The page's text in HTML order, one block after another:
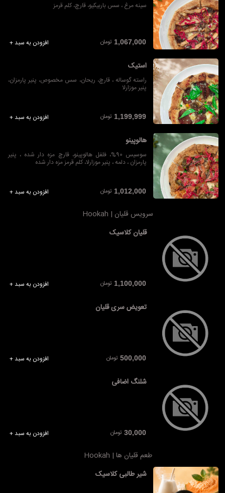
سینه مرغ ، سس باربیکیو، قارچ، کلم قرمز
افزودن به سبد + 1,067,000 تومان
استیک
راسته گوساله ، قارچ، ریحان، سس مخصوص، پنیر پارمزان،
پنیر موزارلا
افزودن به سبد + 1,199,999 تومان
هالوپینو
سوسیس 90%، فلفل هالوپینو، قارچ مزه دار شده ، پنیر
پارمزان ، دلمه ، پنیر موزارلا، کلم قرمز مزه دار شده
افزودن به سبد + 1,012,000 تومان
سرویس قلیان | Hookah
قلیان کلاسیک
افزودن به سبد + 1,100,000 تومان
تعویض سری قلیان
افزودن به سبد + 500,000 تومان
شلنگ اضافی
افزودن به سبد + 30,000 تومان
طعم قلیان ها | Hookah
شیر طالبی کلاسیک